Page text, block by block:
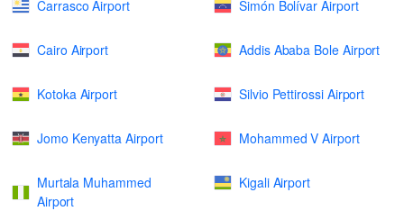
Carrasco Airport Simón Bolívar Airport
Cairo Airport Addis Ababa Bole Airport
Kotoka Airport Silvio Pettirossi Airport
Jomo Kenyatta Airport Mohammed V Airport
Murtala Muhammed
Airport
Kigali Airport